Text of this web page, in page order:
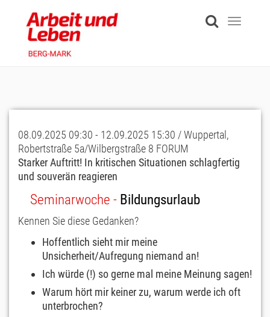
content
Toggle
08.09.2025 09:30 - 12.09.2025 15:30 / Wuppertal,
Robertstraße 5a/Wilbergstraße 8 FORUM
Starker Auftritt! In kritischen Situationen schlagfertig
und souverän reagieren
Seminarwoche - Bildungsurlaub
Kennen Sie diese Gedanken?
Hoffentlich sieht mir meine
Unsicherheit/Aufregung niemand an!
Ich würde (!) so gerne mal meine Meinung sagen!
Warum hört mir keiner zu, warum werde ich oft
unterbrochen?